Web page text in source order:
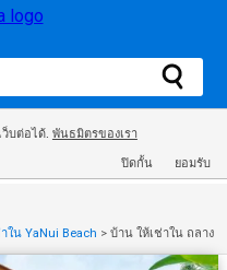
บต่อได้. พันธมิตรของเรา
ปิดกั้น ยอมรับ
ใน YaNui Beach > บ้าน ให้เช่าใน ถลาง